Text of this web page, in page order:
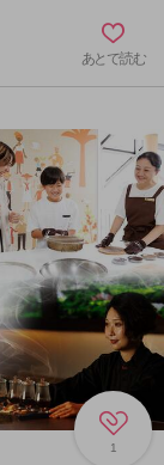
あとで読む
1